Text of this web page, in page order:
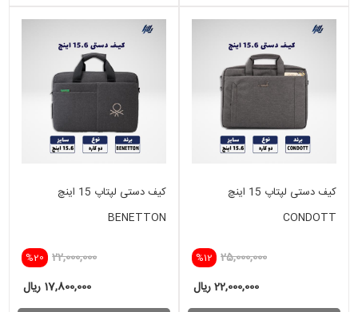
کیف دستی لپتاپ 15 اینچ
CONDOTT
%12 25,000,000
22,000,000 ریال
کیف دستی لپتاپ 15 اینچ
BENETTON
%20 22,000,000
17,800,000 ریال